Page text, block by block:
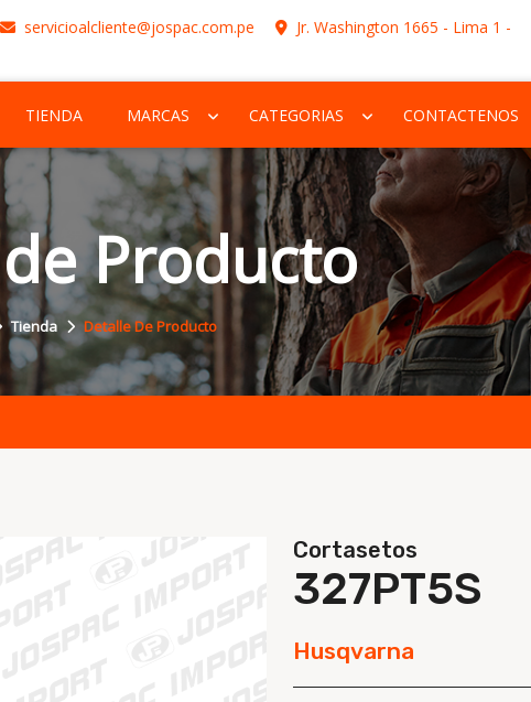
servicioalcliente@jospac.com.pe
Jr. Washington 1665 - Lima 1 -
TIENDA MARCAS CATEGORIAS CONTACTENOS
Producto
Tienda Detalle De Producto
Cortasetos
327PT5S
Husqvarna